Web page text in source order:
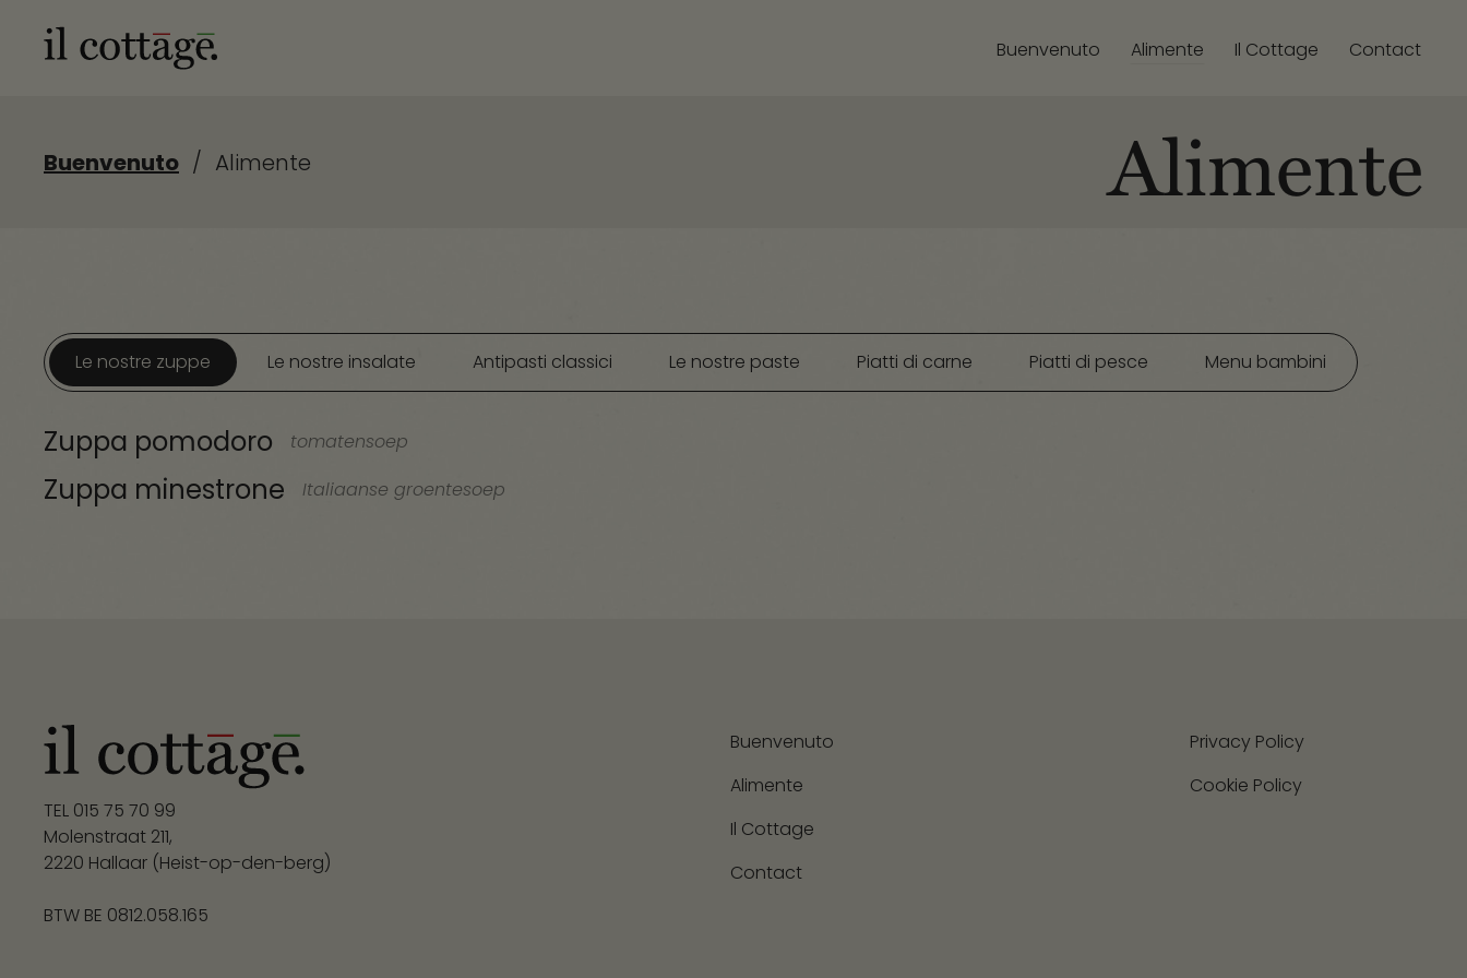
Buenvenuto Alimente Il Cottage Contact
Buenvenuto / Alimente Alimente
Le nostre zuppe Le nostre insalate Antipasti classici Le nostre paste Piatti di carne Piatti di pesce Menu bambini
Zuppa pomodoro tomatensoep
Zuppa minestrone Italiaanse groentesoep
TEL 015 75 70 99
Molenstraat 211,
2220 Hallaar (Heist-op-den-berg)
BTW BE 0812.058.165
Buenvenuto
Alimente
Il Cottage
Contact
Privacy Policy
Cookie Policy